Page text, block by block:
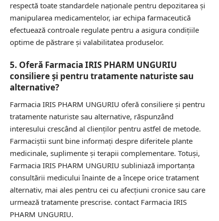
respectă toate standardele naționale pentru depozitarea și
manipularea medicamentelor, iar echipa farmaceutică
efectuează controale regulate pentru a asigura condițiile
optime de păstrare și valabilitatea produselor.
5. Oferă Farmacia IRIS PHARM UNGURIU
consiliere și pentru tratamente naturiste sau
alternative?
Farmacia IRIS PHARM UNGURIU oferă consiliere și pentru
tratamente naturiste sau alternative, răspunzând
interesului crescând al clienților pentru astfel de metode.
Farmaciștii sunt bine informați despre diferitele plante
medicinale, suplimente și terapii complementare. Totuși,
Farmacia IRIS PHARM UNGURIU subliniază importanța
consultării medicului înainte de a începe orice tratament
alternativ, mai ales pentru cei cu afecțiuni cronice sau care
urmează tratamente prescrise. contact Farmacia IRIS
PHARM UNGURIU.